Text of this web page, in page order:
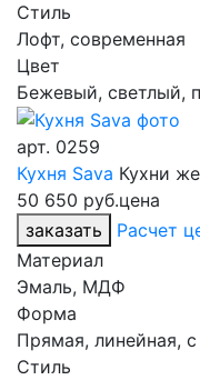
Стиль
Лофт, современная
Цвет
Бежевый, светлый,
арт. 0259
Кухня Sava Кухни
50 650 руб.цена
заказать
Расчет
Материал
Эмаль, МДФ
Форма
Прямая, линейная,
Стиль